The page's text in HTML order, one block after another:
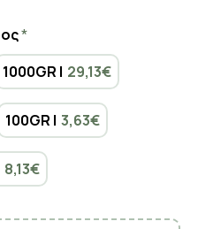
1000GR | 29,13€
100GR | 3,63€
8,13€